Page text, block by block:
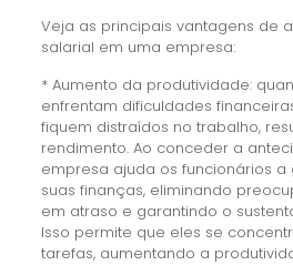
Veja as principais vantagens de
salarial em uma empresa:
* Aumento da produtividade:
enfrentam dificuldades
fiquem distraídos no trabalho,
rendimento. Ao conceder a
empresa ajuda os funcionários
suas finanças, eliminando
em atraso e garantindo o
Isso permite que eles se
tarefas, aumentando a